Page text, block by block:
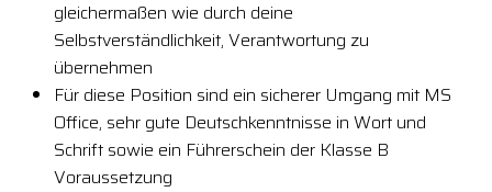
gleichermaßen wie durch deine
Selbstverständlichkeit, Verantwortung zu
übernehmen
Für diese Position sind ein sicherer Umgang mit MS
Office, sehr gute Deutschkenntnisse in Wort und
Schrift sowie ein Führerschein der Klasse B
Voraussetzung